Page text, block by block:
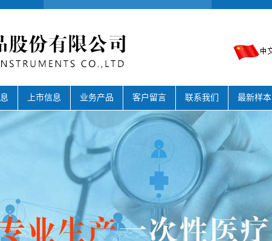
上市信息 业务产品 客户留言 联系我们 最新样本